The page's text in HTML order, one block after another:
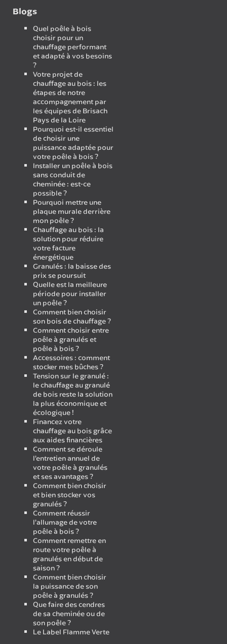
Blogs
Quel poêle à bois
choisir pour un
chauffage performant
et adapté à vos besoins
?
Votre projet de
chauffage au bois : les
étapes de notre
accompagnement par
les équipes de Brisach
Pays de la Loire
Pourquoi est-il essentiel
de choisir une
puissance adaptée pour
votre poêle à bois ?
Installer un poêle à bois
sans conduit de
cheminée : est-ce
possible ?
Pourquoi mettre une
plaque murale derrière
mon poêle ?
Chauffage au bois : la
solution pour réduire
votre facture
énergétique
Granulés : la baisse des
prix se poursuit
Quelle est la meilleure
période pour installer
un poêle ?
Comment bien choisir
son bois de chauffage ?
Comment choisir entre
poêle à granulés et
poêle à bois ?
Accessoires : comment
stocker mes bûches ?
Tension sur le granulé :
le chauffage au granulé
de bois reste la solution
la plus économique et
écologique !
Financez votre
chauffage au bois grâce
aux aides financières
Comment se déroule
l’entretien annuel de
votre poêle à granulés
et ses avantages ?
Comment bien choisir
et bien stocker vos
granulés ?
Comment réussir
l’allumage de votre
poêle à bois ?
Comment remettre en
route votre poêle à
granulés en début de
saison ?
Comment bien choisir
la puissance de son
poêle à granulés ?
Que faire des cendres
de sa cheminée ou de
son poêle ?
Le Label Flamme Verte